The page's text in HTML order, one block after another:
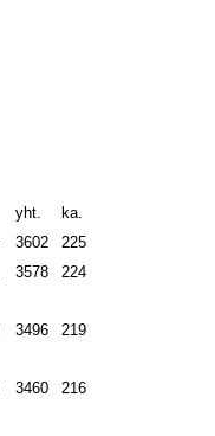
yht.
ka.
3602
225
3578 224
3496 219
3460 216